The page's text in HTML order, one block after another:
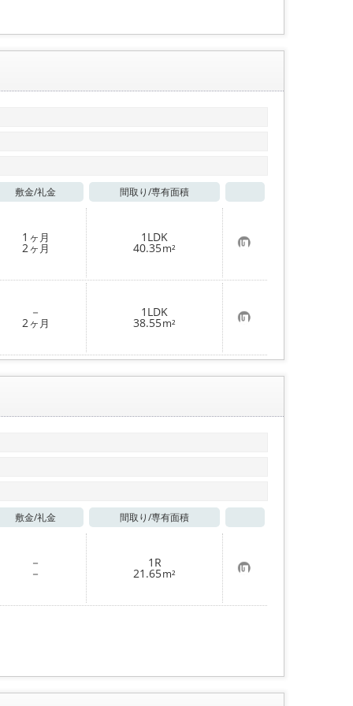
敷金/礼金 間取り/専有面積
1 ヶ月
2ヶ月
1LDK
40.35m² お
気
に
入
り
登
録
－
2ヶ月
1LDK
38.55m² お
気
に
入
登
敷金/礼金 間取り/専有面積
－
－
1R
21.65m² お
気
に
入